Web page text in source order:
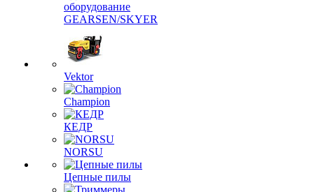
оборудование
GEARSEN/SKYER
Vektor
Champion
КЕДР
NORSU
Цепные пилы